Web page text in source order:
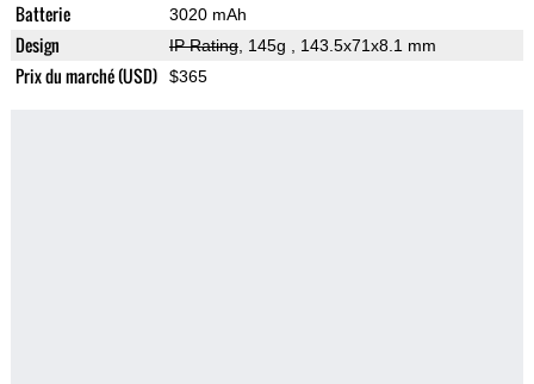
Batterie 3020 mAh
Design IP Rating, 145g , 143.5x71x8.1 mm
Prix du marché (USD) $365